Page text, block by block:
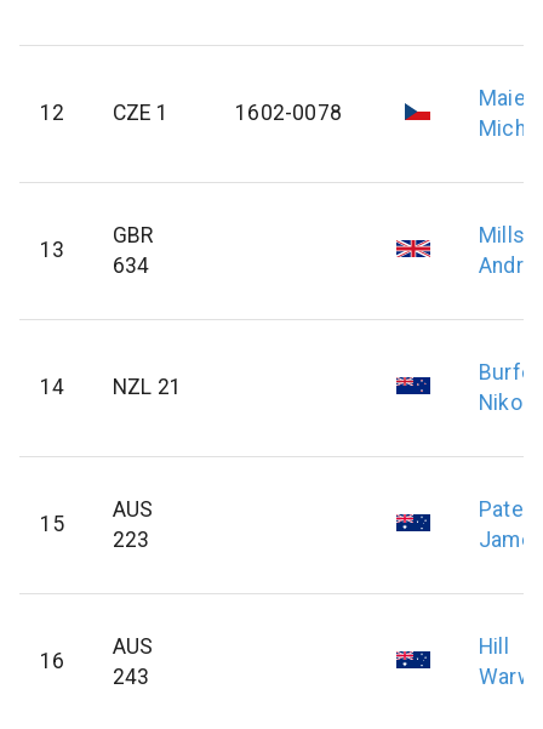
12 CZE 1 1602-0078
Maier
13
GBR
634
Mills
14 NZL 21
15
AUS
223
16
AUS
243
Hill